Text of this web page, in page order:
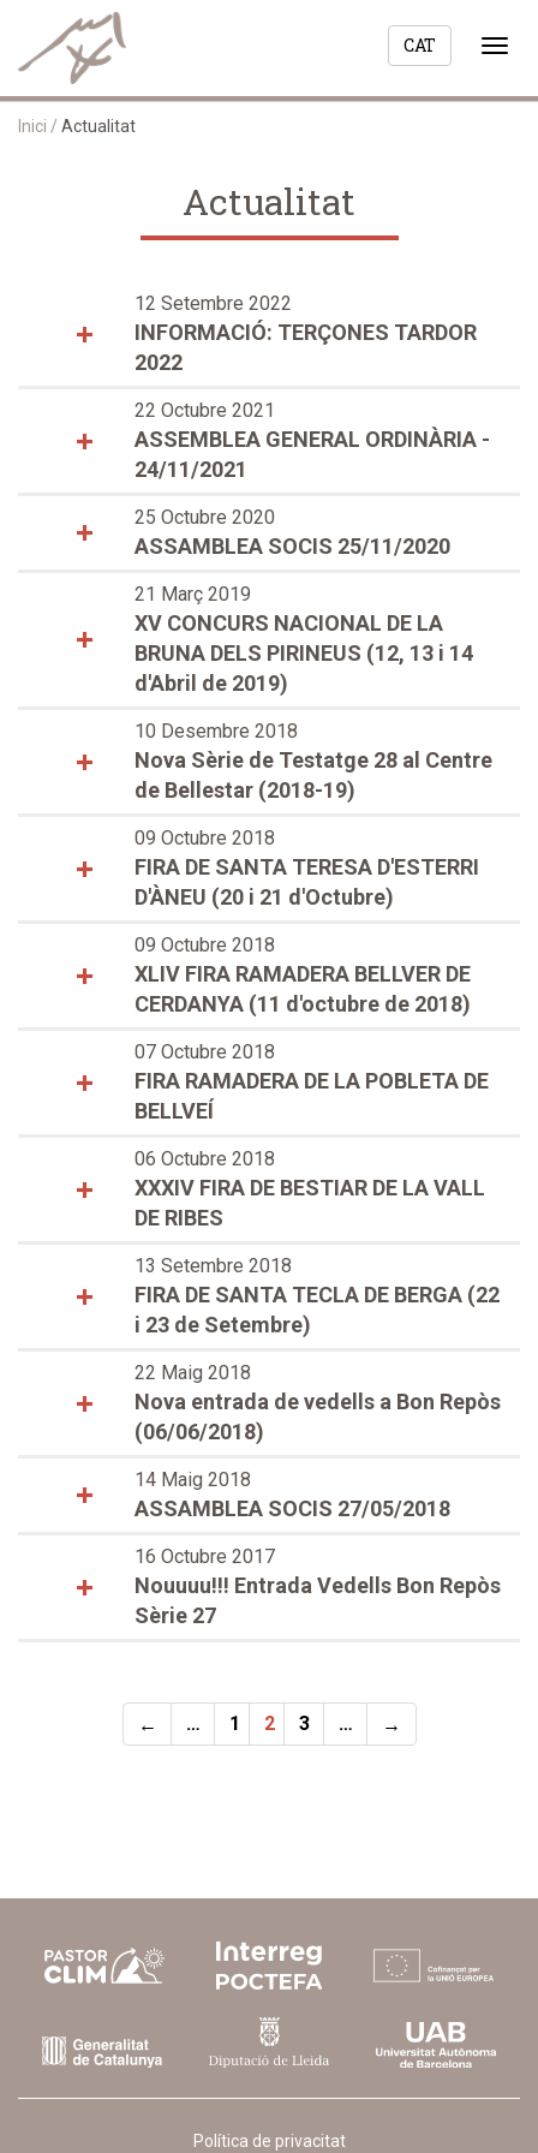
CAT
Inici / Actualitat
Actualitat
12 Setembre 2022
INFORMACIÓ: TERÇONES TARDOR
2022
22 Octubre 2021
ASSEMBLEA GENERAL ORDINÀRIA -
24/11/2021
25 Octubre 2020
ASSAMBLEA SOCIS 25/11/2020
21 Març 2019
XV CONCURS NACIONAL DE LA
BRUNA DELS PIRINEUS (12, 13 i 14
d'Abril de 2019)
10 Desembre 2018
Nova Sèrie de Testatge 28 al Centre
de Bellestar (2018-19)
09 Octubre 2018
FIRA DE SANTA TERESA D'ESTERRI
D'ÀNEU (20 i 21 d'Octubre)
09 Octubre 2018
XLIV FIRA RAMADERA BELLVER DE
CERDANYA (11 d'octubre de 2018)
07 Octubre 2018
FIRA RAMADERA DE LA POBLETA DE
BELLVEÍ
06 Octubre 2018
XXXIV FIRA DE BESTIAR DE LA VALL
DE RIBES
13 Setembre 2018
FIRA DE SANTA TECLA DE BERGA (22
i 23 de Setembre)
22 Maig 2018
Nova entrada de vedells a Bon Repòs
(06/06/2018)
14 Maig 2018
ASSAMBLEA SOCIS 27/05/2018
16 Octubre 2017
Nouuuu!!! Entrada Vedells Bon Repòs
Sèrie 27
← … 1 2 3 … →
Política de privacitat